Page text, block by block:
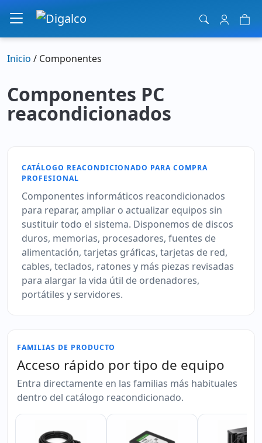
Navegación principal
Inicio / Componentes
Componentes PC
reacondicionados
CATÁLOGO REACONDICIONADO PARA COMPRA
PROFESIONAL
Componentes informáticos reacondicionados
para reparar, ampliar o actualizar equipos sin
sustituir todo el sistema. Disponemos de discos
duros, memorias, procesadores, fuentes de
alimentación, tarjetas gráficas, tarjetas de red,
cables, teclados, ratones y más piezas revisadas
para alargar la vida útil de ordenadores,
portátiles y servidores.
FAMILIAS DE PRODUCTO
Acceso rápido por tipo de equipo
Entra directamente en las familias más habituales
dentro del catálogo reacondicionado.